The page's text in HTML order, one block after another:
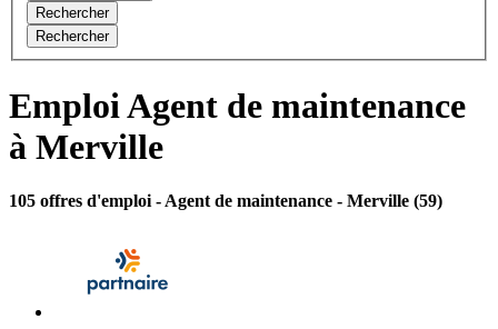
Rechercher
Rechercher
Emploi Agent de maintenance
à Merville
105 offres d'emploi - Agent de maintenance - Merville (59)